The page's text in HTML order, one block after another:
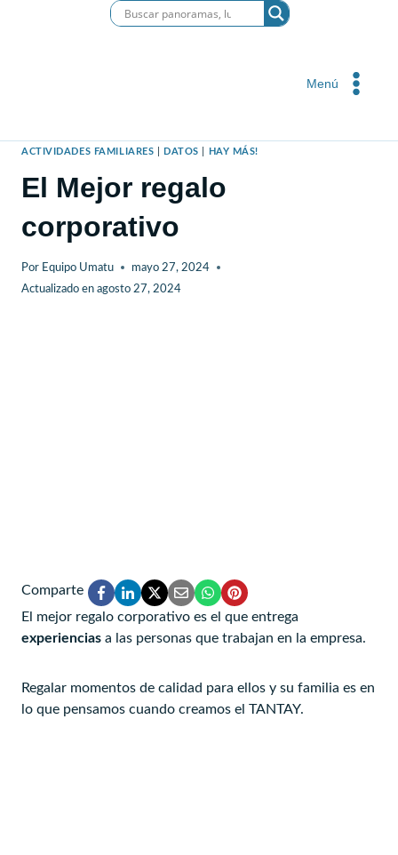
Menú
ACTIVIDADES FAMILIARES DATOS HAY MÁS!
El Mejor regalo
corporativo
Por Equipo Umatu
mayo 27, 2024
Actualizado en agosto 27, 2024
Comparte
El mejor regalo corporativo es el que entrega
experiencias a las personas que trabajan en la empresa.
Regalar momentos de calidad para ellos y su familia es en
lo que pensamos cuando creamos el TANTAY.